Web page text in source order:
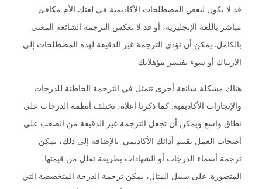
قد لا يكون لبعض المصطلحات الأكاديمية في لغتك الأم مكافئ
مباشر باللغة الإنجليزية، أو قد لا تعكس الترجمة الشائعة المعنى
بالكامل. يمكن أن تؤدي الترجمة غير الدقيقة لهذه المصطلحات إلى
الارتباك أو سوء تفسير مؤهلاتك.
هناك مشكلة شائعة أخرى تتمثل في الترجمة الخاطئة للدرجات
والإنجازات الأكاديمية. كما ذكرنا أعلاه، تختلف أنظمة الدرجات على
نطاق واسع ويمكن أن تجعل الترجمة غير الدقيقة من الصعب على
أصحاب العمل تقييم أدائك الأكاديمي. بالإضافة إلى ذلك، يمكن
ترجمة أسماء الدرجات أو الشهادات بطريقة تقلل من قيمتها
المتصورة. على سبيل المثال، يمكن ترجمة الدرجة المتخصصة التي